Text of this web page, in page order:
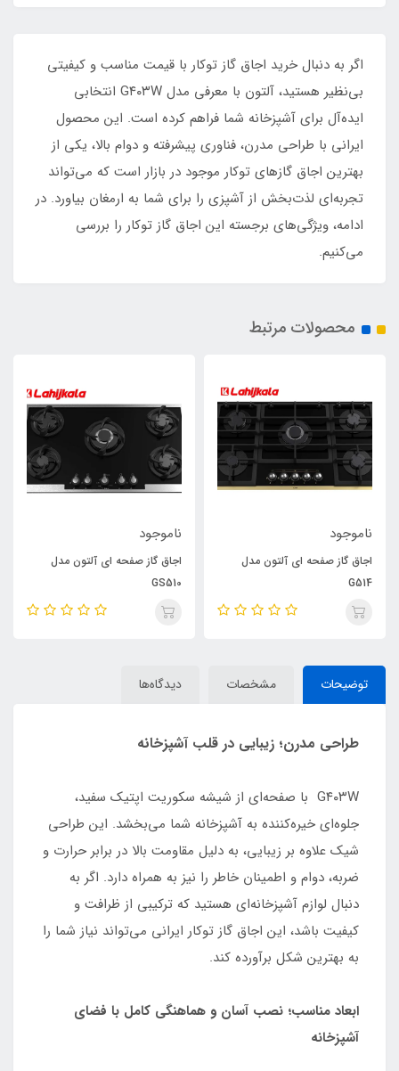
اگر به دنبال خرید اجاق گاز توکار با قیمت مناسب و کیفیتی
بی‌نظیر هستید، آلتون با معرفی مدل G۴۰۳W انتخابی
ایده‌آل برای آشپزخانه شما فراهم کرده است. این محصول
ایرانی با طراحی مدرن، فناوری پیشرفته و دوام بالا، یکی از
بهترین اجاق گازهای توکار موجود در بازار است که می‌تواند
تجربه‌ای لذت‌بخش از آشپزی را برای شما به ارمغان بیاورد. در
ادامه، ویژگی‌های برجسته این اجاق گاز توکار را بررسی
می‌کنیم.
محصولات مرتبط
ناموجود
اجاق گاز صفحه ای آلتون مدل
G514
ناموجود
اجاق گاز صفحه ای آلتون مدل
GS510
توضیحات مشخصات دیدگاه‌ها
طراحی مدرن؛ زیبایی در قلب آشپزخانه
G۴۰۳W با صفحه‌ای از شیشه سکوریت اپتیک سفید،
جلوه‌ای خیره‌کننده به آشپزخانه شما می‌بخشد. این طراحی
شیک علاوه بر زیبایی، به دلیل مقاومت بالا در برابر حرارت و
ضربه، دوام و اطمینان خاطر را نیز به همراه دارد. اگر به
دنبال لوازم آشپزخانه‌ای هستید که ترکیبی از ظرافت و
کیفیت باشد، این اجاق گاز توکار ایرانی می‌تواند نیاز شما را
به بهترین شکل برآورده کند.
ابعاد مناسب؛ نصب آسان و هماهنگی کامل با فضای
آشپزخانه